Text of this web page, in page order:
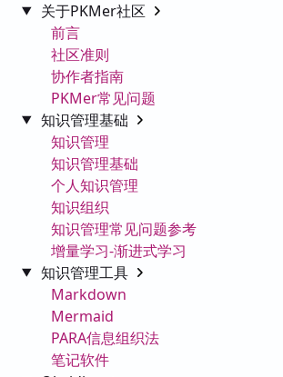
关于PKMer社区
前言
社区准则
协作者指南
PKMer常见问题
知识管理基础
知识管理
知识管理基础
个人知识管理
知识组织
知识管理常见问题参考
增量学习-渐进式学习
知识管理工具
Markdown
Mermaid
PARA信息组织法
笔记软件